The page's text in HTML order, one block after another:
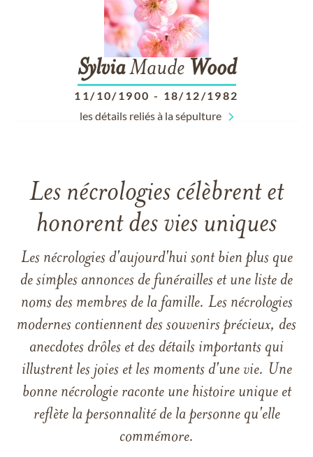
SylviaMaude Wood
11/10/1900 - 18/12/1982
les détails reliés à la sépulture
Les nécrologies célèbrent et
honorent des vies uniques
Les nécrologies d'aujourd'hui sont bien plus que
de simples annonces de funérailles et une liste de
noms des membres de la famille. Les nécrologies
modernes contiennent des souvenirs précieux, des
anecdotes drôles et des détails importants qui
illustrent les joies et les moments d'une vie. Une
bonne nécrologie raconte une histoire unique et
reflète la personnalité de la personne qu'elle
commémore.